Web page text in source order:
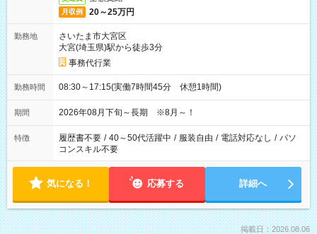
月収例 20～25万円
勤務地
さいたま市大宮区
大宮(埼玉県)駅から徒歩3分
事務代行業
勤務時間 08:30～17:15(実働7時間45分 休憩1時間)
期間 2026年08月下旬～長期 ※8月～！
特徴 履歴書不要 / 40～50代活躍中 / 服装自由 / 電話対応なし / パソ
コンスキル不要
気になる！ 応募する 詳細へ
掲載日：2026.08.06